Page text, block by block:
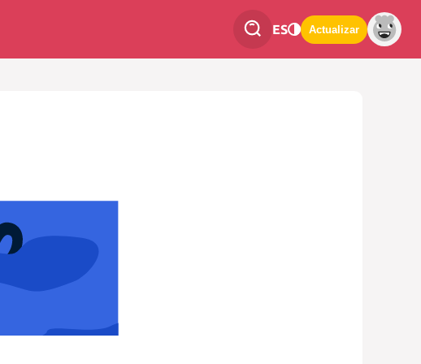
ES Actualizar